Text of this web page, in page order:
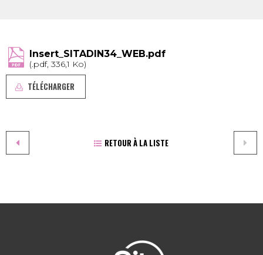
Insert_SITADIN34_WEB.pdf
(.pdf, 336,1 Ko)
TÉLÉCHARGER
RETOUR À LA LISTE